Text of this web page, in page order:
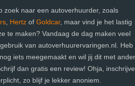
zoek naar een autoverhuurder, zoals
Hertz of Goldcar, maar vind je het lastig
te maken? Vandaag de dag maken veel
van autoverhuurervaringen.nl. Heb
iets meegemaakt en wil jij dit met
dan gratis een review! Ohja,
zo blijf je lekker anoniem.